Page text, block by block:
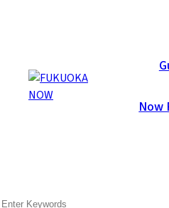
Now
Now Reports